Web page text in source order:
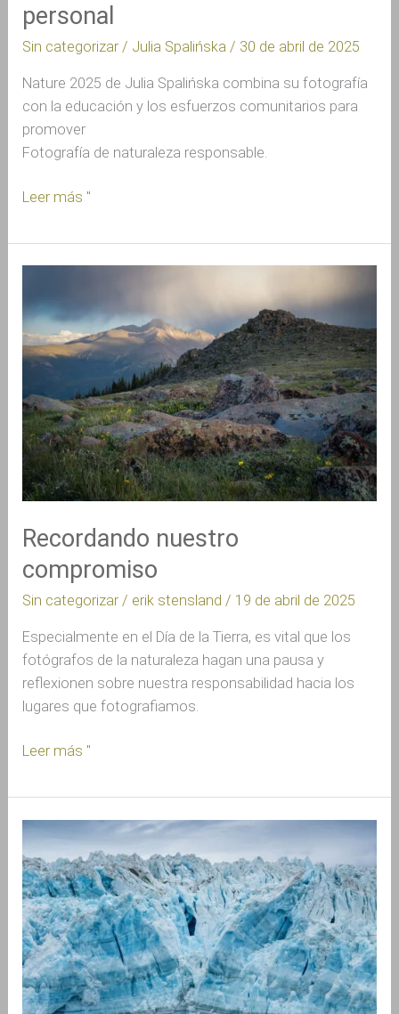
personal
Sin categorizar / Julia Spalińska/ 30 de abril de 2025
Nature 2025 de Julia Spalińska combina su fotografía
con la educación y los esfuerzos comunitarios para
promover
Fotografía de naturaleza responsable.
Leer más "
Recordando nuestro
compromiso
Sin categorizar / erik stensland/ 19 de abril de 2025
Especialmente en el Día de la Tierra, es vital que los
fotógrafos de la naturaleza hagan una pausa y
reflexionen sobre nuestra responsabilidad hacia los
lugares que fotografiamos.
compromiso
Leer más "
Nuestro
poder,
nuestro
planeta